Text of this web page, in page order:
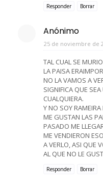
Responder Borrar
Anónimo
25 de noviembre de
TAL CUAL SE
LA PAISA
NO LA VAMOS A
SIGNIFICA QUE
CUALQUIERA.
Y NO SOY
ME GUSTAN LAS
PASADO ME
ME VENDIERON
A VERLO, ASI QUE
AL QUE NO LE
Responder Borrar